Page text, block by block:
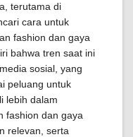
terutama di
cara untuk
fashion dan gaya
bahwa tren saat ini
sosial, yang
peluang untuk
lebih dalam
fashion dan gaya
relevan, serta